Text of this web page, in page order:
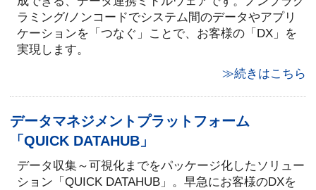
ラミング/ノンコードでシステム間のデータやアプリ
ケーションを「つなぐ」ことで、お客様の「DX」を
実現します。
≫続きはこちら
データマネジメントプラットフォーム
「QUICK DATAHUB」
データ収集～可視化までをパッケージ化したソリュー
ション「QUICK DATAHUB」。早急にお客様のDXを